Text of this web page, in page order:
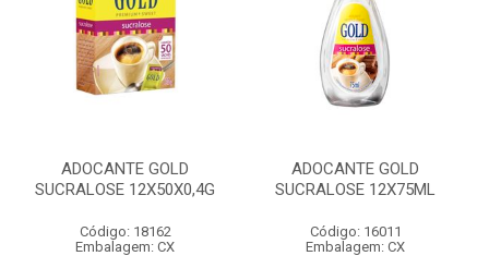
ADOCANTE GOLD
SUCRALOSE 12X50X0,4G
Código: 18162
Embalagem: CX
ADOCANTE GOLD
SUCRALOSE 12X75ML
Código: 16011
Embalagem: CX